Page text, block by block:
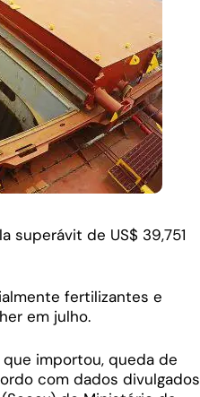
superávit de US$ 39,751
fertilizantes e
em julho.
que importou, queda de
com dados divulgados